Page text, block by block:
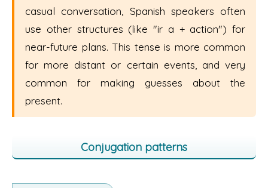
casual conversation, Spanish speakers often
use other structures (like "ir a + action") for
near-future plans. This tense is more common
for more distant or certain events, and very
common for making guesses about the
present.
Conjugation patterns